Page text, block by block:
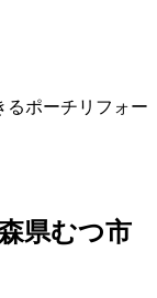
るポーチリフォー
県むつ市